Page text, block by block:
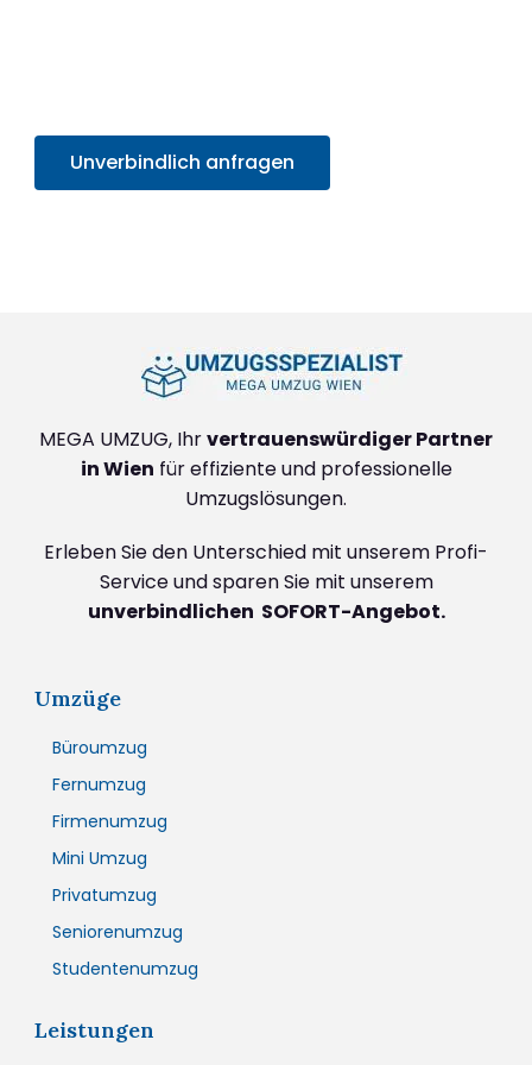
Unverbindlich anfragen
MEGA UMZUG, Ihrvertrauenswürdiger Partner
in Wien für effiziente und professionelle
Umzugslösungen.
Erleben Sie den Unterschied mit unserem Profi-
Service und sparen Sie mit unserem
unverbindlichen SOFORT-Angebot.
Umzüge
Büroumzug
Fernumzug
Firmenumzug
Mini Umzug
Privatumzug
Seniorenumzug
Studentenumzug
Leistungen